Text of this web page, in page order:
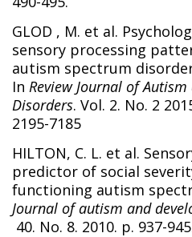
GLOD , M. et al.
sensory processing
autism spectrum
In Review Journal of
Disorders. Vol. 2. No. 2
2195-7185
HILTON, C. L. et al.
predictor of social
functioning autism
Journal of autism and
40. No. 8. 2010. p. 937-